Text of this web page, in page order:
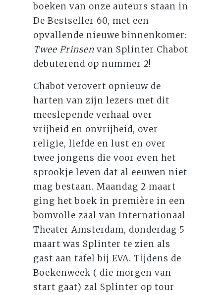
boeken van onze auteurs staan in
De Bestseller 60, met een
opvallende nieuwe binnenkomer:
Twee Prinsen van Splinter Chabot
debuterend op nummer 2!
Chabot verovert opnieuw de
harten van zijn lezers met dit
meeslepende verhaal over
vrijheid en onvrijheid, over
religie, liefde en lust en over
twee jongens die voor even het
sprookje leven dat al eeuwen niet
mag bestaan. Maandag 2 maart
ging het boek in première in een
bomvolle zaal van Internationaal
Theater Amsterdam, donderdag 5
maart was Splinter te zien als
gast aan tafel bij EVA. Tijdens de
Boekenweek ( die morgen van
start gaat) zal Splinter op tour